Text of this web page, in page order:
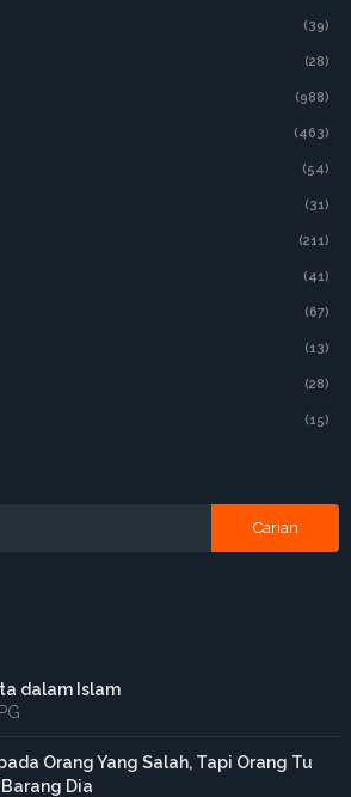
(39)
(28)
(988)
(463)
(54)
(31)
(211)
(41)
(67)
(13)
(28)
(15)
dalam Islam
Orang Yang Salah, Tapi Orang Tu
Dia